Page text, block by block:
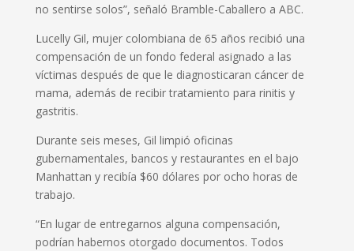
no sentirse solos”, señaló Bramble-Caballero a ABC.
Lucelly Gil, mujer colombiana de 65 años recibió una
compensación de un fondo federal asignado a las
víctimas después de que le diagnosticaran cáncer de
mama, además de recibir tratamiento para rinitis y
gastritis.
Durante seis meses, Gil limpió oficinas
gubernamentales, bancos y restaurantes en el bajo
Manhattan y recibía $60 dólares por ocho horas de
trabajo.
“En lugar de entregarnos alguna compensación,
podrían habernos otorgado documentos. Todos